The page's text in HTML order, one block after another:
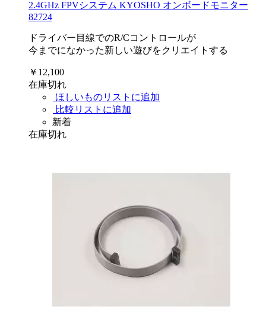
2.4GHz FPVシステム KYOSHO オンボードモニター
82724
ドライバー目線でのR/Cコントロールが
今までになかった新しい遊びをクリエイトする
￥12,100
在庫切れ
ほしいものリストに追加
比較リストに追加
新着
在庫切れ